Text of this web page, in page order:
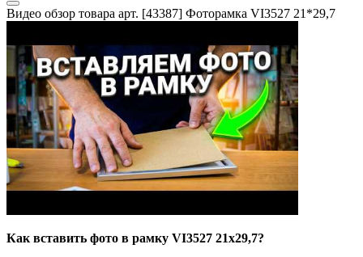
Видео обзор товара арт. [43387] Фоторамка VI3527 21*29,7
Как вставить фото в рамку VI3527 21x29,7?